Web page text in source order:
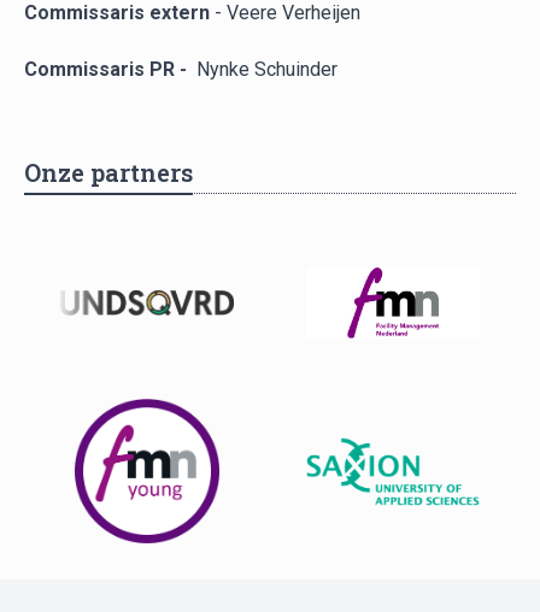
Commissaris extern - Veere Verheijen
Commissaris PR - Nynke Schuinder
Onze partners